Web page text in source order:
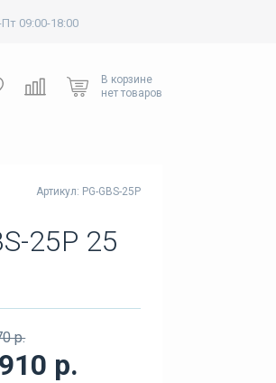
09:00-18:00
В корзине
нет товаров
Артикул: PG-GBS-25P
25P 25
р.
р.